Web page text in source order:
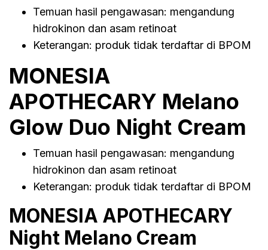
Temuan hasil pengawasan: mengandung
hidrokinon dan asam retinoat
Keterangan: produk tidak terdaftar di BPOM
MONESIA
APOTHECARY Melano
Glow Duo Night Cream
Temuan hasil pengawasan: mengandung
hidrokinon dan asam retinoat
Keterangan: produk tidak terdaftar di BPOM
MONESIA APOTHECARY
Night Melano Cream